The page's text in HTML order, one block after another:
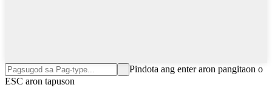
Pindota ang enter aron pangitaon o
ESC aron tapuson